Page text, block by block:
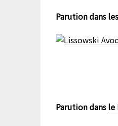
Parution dans
Parution dans le